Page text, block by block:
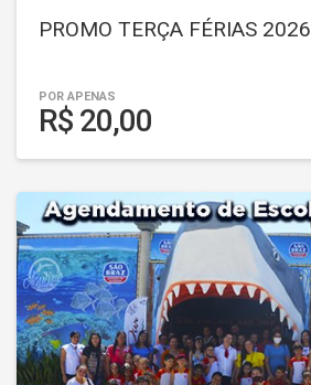
PROMO TERÇA FÉRIAS 2026
POR APENAS
R$ 20,00